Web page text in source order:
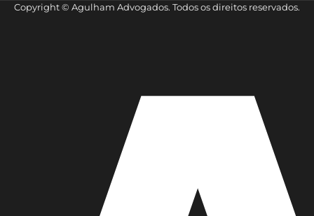
Copyright © Agulham Advogados. Todos os direitos reservados.